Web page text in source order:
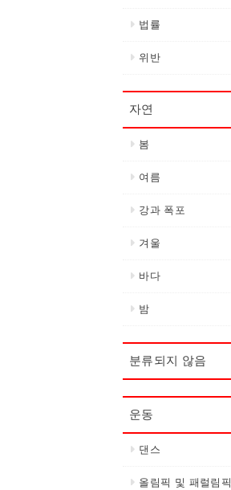
법률
위반
자연
봄
여름
강과 폭포
겨울
바다
밤
분류되지 않음
운동
댄스
올림픽 및 패럴림픽